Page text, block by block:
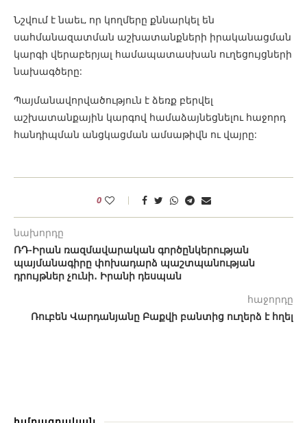
Նշվում է նաեւ, որ կողմերը քննարկել են
սահմանազատման աշխատանքների իրականացման
կարգի վերաբերյալ համապատասխան ուղեցույցների
նախագծերը:
Պայմանավորվածություն է ձեռք բերվել
աշխատանքային կարգով համաձայնեցնելու հաջորդ
հանդիպման անցկացման ամսաթիվն ու վայրը:
0
նախորդը
ՌԴ-Իրան ռազմավարական գործընկերության
պայմանագիրը փոխադարձ պաշտպանության
դրույթներ չունի․ Իրանի դեսպան
հաջորդը
Ռուբեն Վարդանյանը Բաքվի բանտից ուղերձ է հղել